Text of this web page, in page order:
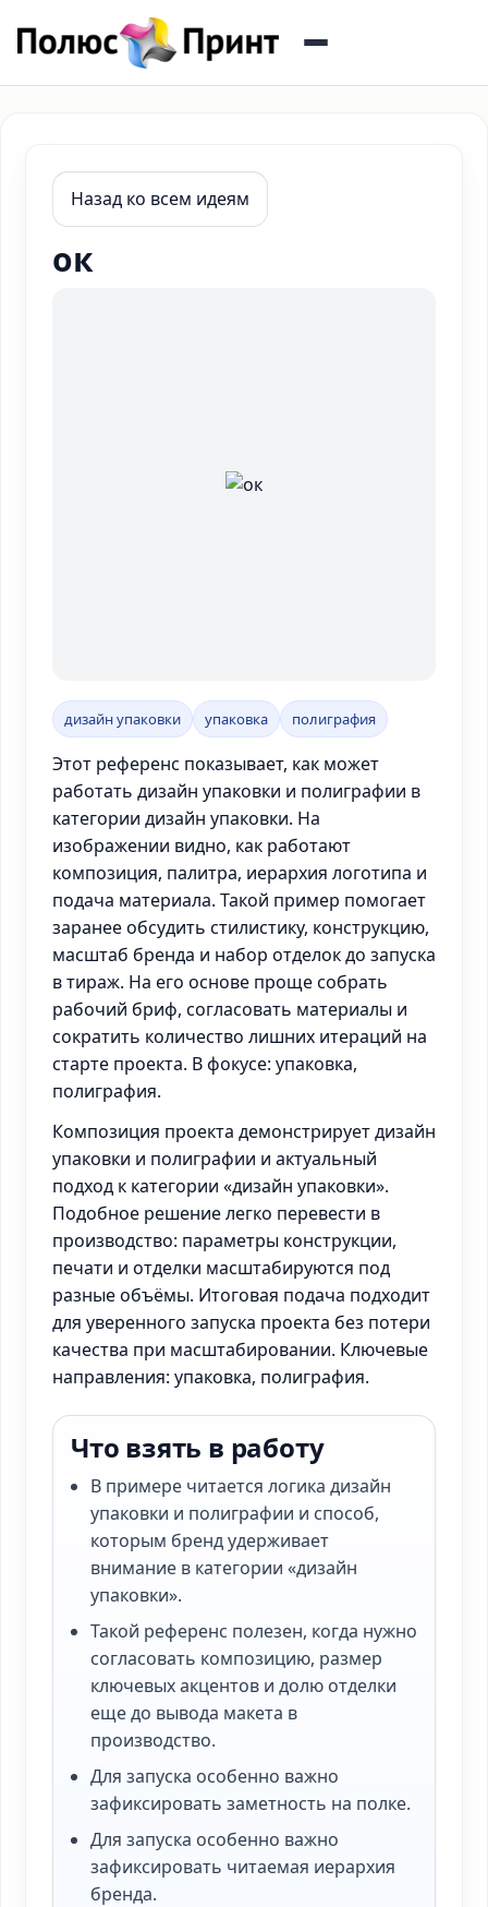
Назад ко всем идеям
ок
дизайн упаковки упаковка полиграфия
Этот референс показывает, как может
работать дизайн упаковки и полиграфии в
категории дизайн упаковки. На
изображении видно, как работают
композиция, палитра, иерархия логотипа и
подача материала. Такой пример помогает
заранее обсудить стилистику, конструкцию,
масштаб бренда и набор отделок до запуска
в тираж. На его основе проще собрать
рабочий бриф, согласовать материалы и
сократить количество лишних итераций на
старте проекта. В фокусе: упаковка,
полиграфия.
Композиция проекта демонстрирует дизайн
упаковки и полиграфии и актуальный
подход к категории «дизайн упаковки».
Подобное решение легко перевести в
производство: параметры конструкции,
печати и отделки масштабируются под
разные объёмы. Итоговая подача подходит
для уверенного запуска проекта без потери
качества при масштабировании. Ключевые
направления: упаковка, полиграфия.
Что взять в работу
В примере читается логика дизайн
упаковки и полиграфии и способ,
которым бренд удерживает
внимание в категории «дизайн
упаковки».
Такой референс полезен, когда нужно
согласовать композицию, размер
ключевых акцентов и долю отделки
еще до вывода макета в
производство.
Для запуска особенно важно
зафиксировать заметность на полке.
Для запуска особенно важно
зафиксировать читаемая иерархия
бренда.